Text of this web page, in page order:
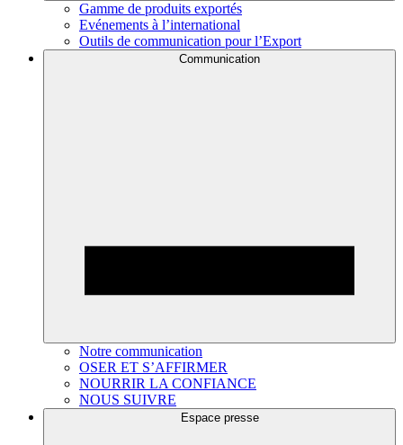
Gamme de produits exportés
Evénements à l’international
Outils de communication pour l’Export
Communication
Notre communication
OSER ET S’AFFIRMER
NOURRIR LA CONFIANCE
NOUS SUIVRE
Espace presse